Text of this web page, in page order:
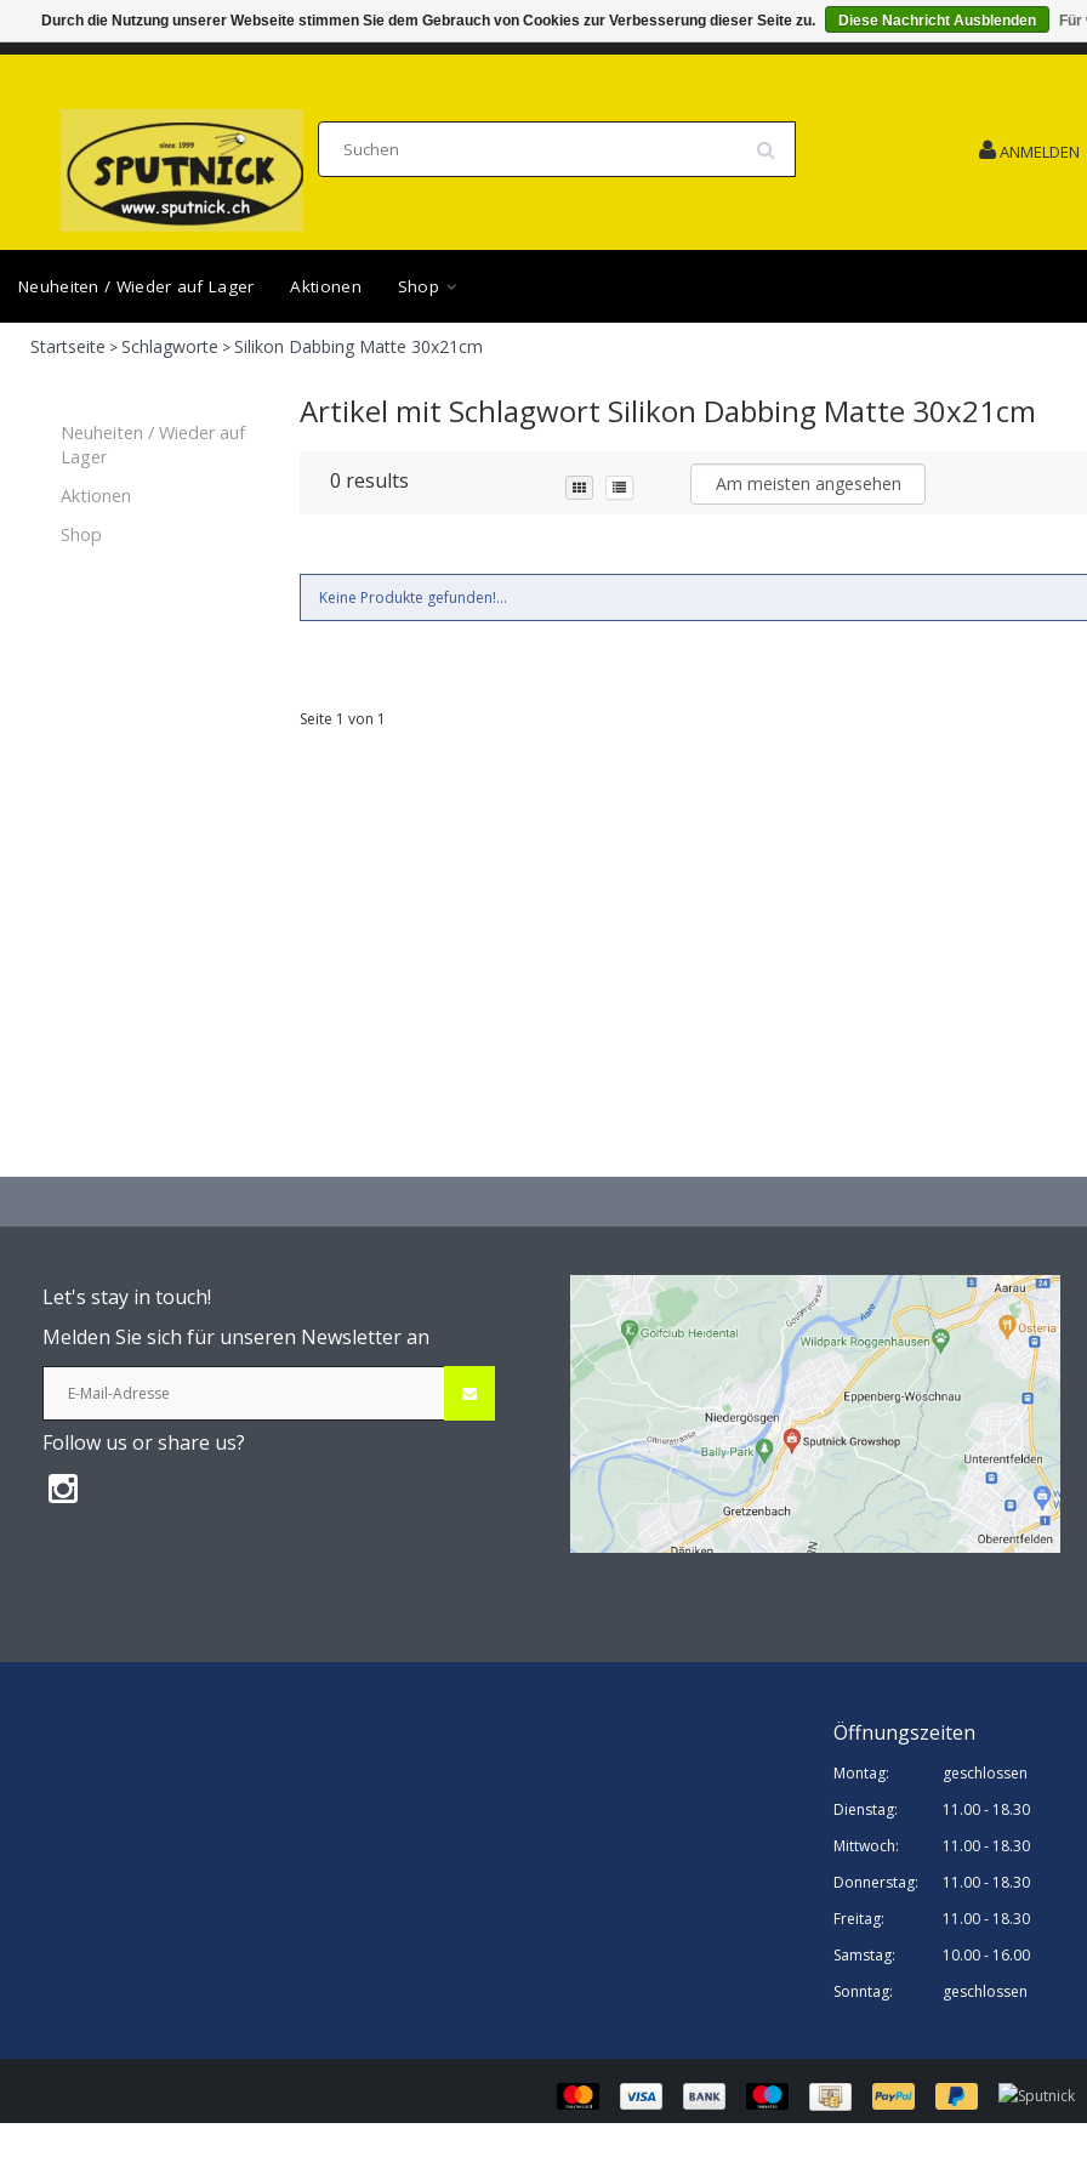
DI-FR 11.00 - 18.30, SA 10.00 - 16.00 SAMSTAG 15.08. GESCHLOSSEN FEIERTAG
ANMELDEN
Neuheiten / Wieder auf Lager Aktionen Shop
Startseite >Schlagworte >Silikon Dabbing Matte 30x21cm
Neuheiten / Wieder auf
Lager
Aktionen
Shop
Artikel mit Schlagwort Silikon Dabbing Matte 30x21cm
0 results Am meisten angesehen
Keine Produkte gefunden!...
Seite 1 von 1
Let's stay in touch!
Melden Sie sich für unseren Newsletter an
Follow us or share us?
Öffnungszeiten
Montag:
geschlossen
Dienstag:
11.00 - 18.30
Mittwoch:
11.00 - 18.30
Donnerstag:
11.00 - 18.30
Freitag:
11.00 - 18.30
Samstag:
10.00 - 16.00
Sonntag:
geschlossen
Durch die Nutzung unserer Webseite stimmen Sie dem Gebrauch von Cookies zur Verbesserung dieser Seite zu. Diese Nachricht Ausblenden